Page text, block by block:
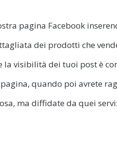
pagina Facebook
dei prodotti che
visibilità dei tuoi post è
quando poi avrete
ma diffidate da quei